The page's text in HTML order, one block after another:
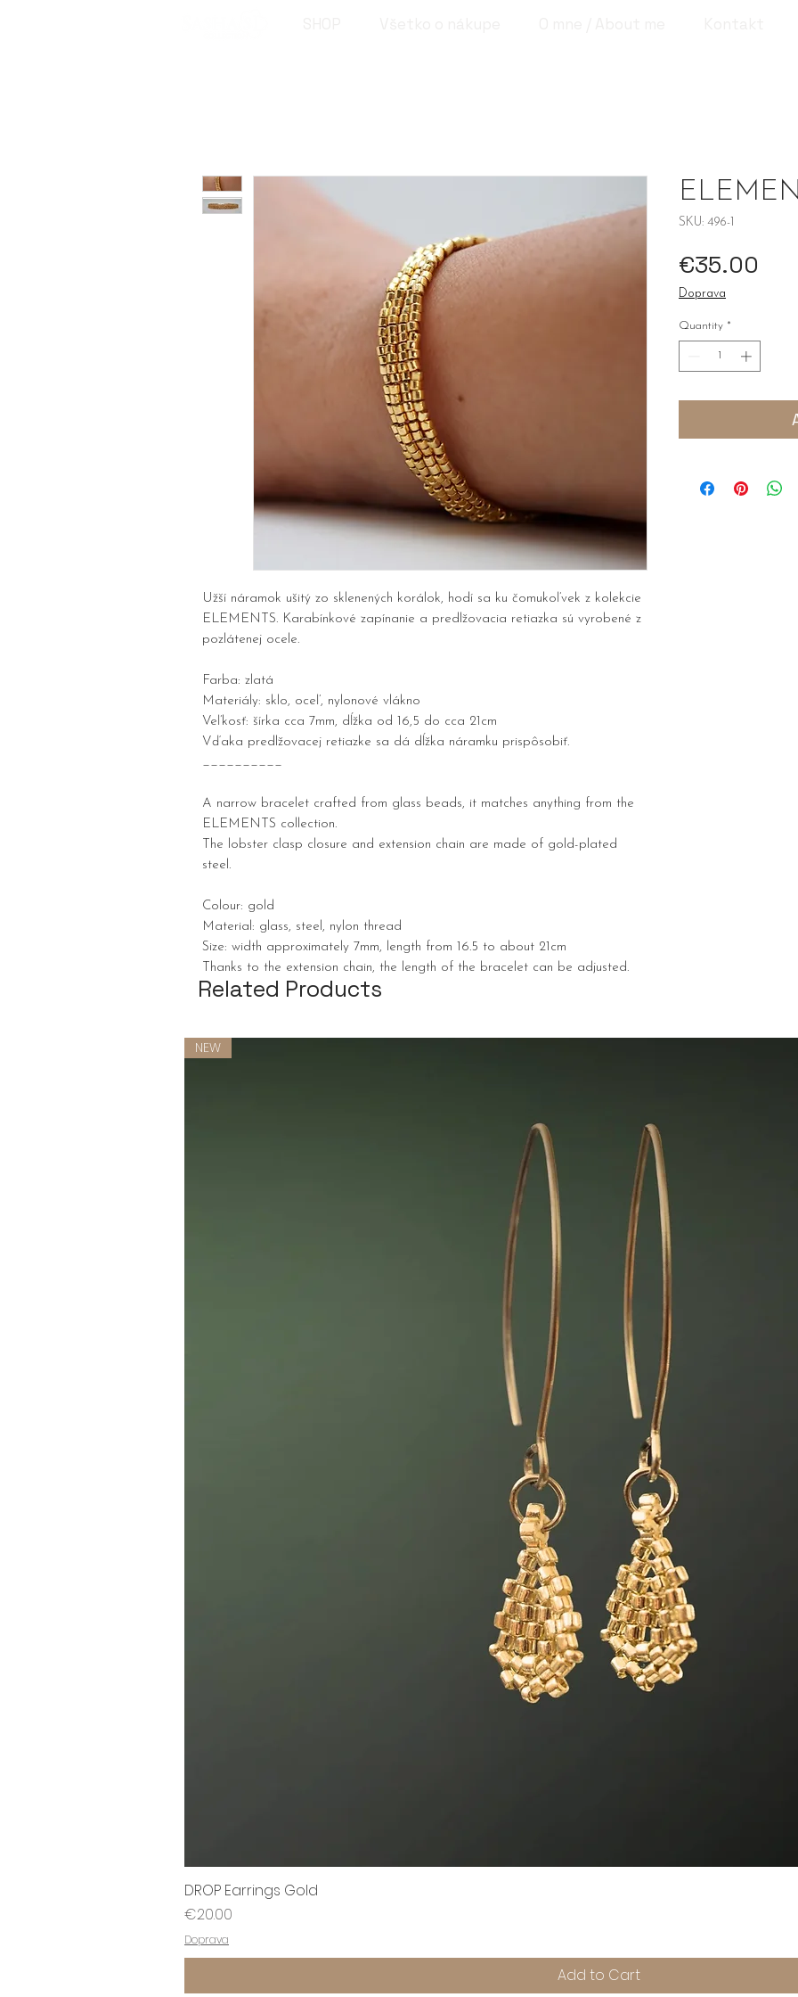
Užší náramok ušitý zo sklenených korálok, hodí sa ku čomukoľvek z kolekcie
ELEMENTS. Karabínkové zapínanie a predlžovacia retiazka sú vyrobené z
pozlátenej ocele.
Farba: zlatá
Materiály: sklo, oceľ, nylonové vlákno
Veľkosť: šírka cca 7mm, dĺžka od 16,5 do cca 21cm
Vďaka predlžovacej retiazke sa dá dĺžka náramku prispôsobiť.
__________
A narrow bracelet crafted from glass beads, it matches anything from the
ELEMENTS collection.
The lobster clasp closure and extension chain are made of gold-plated
steel.
Colour: gold
Material: glass, steel, nylon thread
Size: width approximately 7mm, length from 16.5 to about 21cm
Thanks to the extension chain, the length of the bracelet can be adjusted.
SKU: 496-1
€35.00
Doprava
Quantity *
Related Products
NEW
DROP Earrings Gold
Price
€20.00
Doprava
Add to Cart